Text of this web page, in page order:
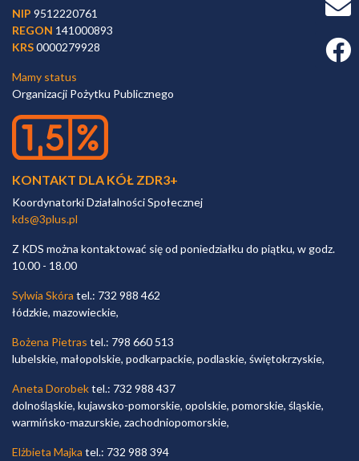
NIP 9512220761
REGON 141000893
KRS0000279928
Mamy status
Organizacji Pożytku Publicznego
KONTAKT DLA KÓŁ ZDR3+
Koordynatorki Działalności Społecznej
kds@3plus.pl
Z KDS można kontaktować się od poniedziałku do piątku, w godz.
10.00 - 18.00
Sylwia Skóra tel.: 732 988 462
łódzkie, mazowieckie,
Bożena Pietras tel.: 798 660 513
lubelskie, małopolskie, podkarpackie, podlaskie, świętokrzyskie,
Aneta Dorobektel.: 732 988 437
dolnośląskie, kujawsko-pomorskie, opolskie, pomorskie, śląskie,
warmińsko-mazurskie, zachodniopomorskie,
Elżbieta Majka tel.: 732 988 394